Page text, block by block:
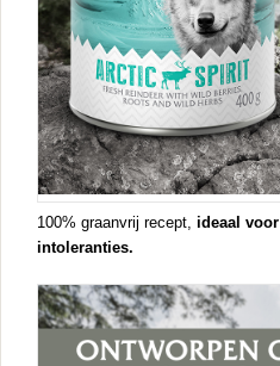
100% graanvrij recept, ideaal
intoleranties.